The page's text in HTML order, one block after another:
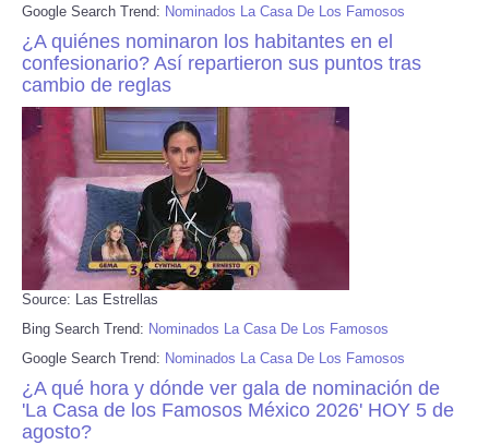
Google Search Trend: Nominados La Casa De Los Famosos
¿A quiénes nominaron los habitantes en el
confesionario? Así repartieron sus puntos tras
cambio de reglas
Source: Las Estrellas
Bing Search Trend: Nominados La Casa De Los Famosos
Google Search Trend: Nominados La Casa De Los Famosos
¿A qué hora y dónde ver gala de nominación de
'La Casa de los Famosos México 2026' HOY 5 de
agosto?